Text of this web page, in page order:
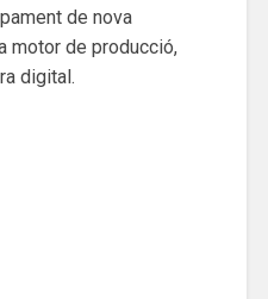
de nova
motor de producció,
digital.